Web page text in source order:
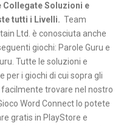
Collegate Soluzioni e
tutti i Livelli. Team
Ltd. è conosciuta anche
giochi: Parole Guru e
Tutte le soluzioni e
per i giochi di cui sopra gli
trovare nel nostro
Word Connect lo potete
gratis in PlayStore e